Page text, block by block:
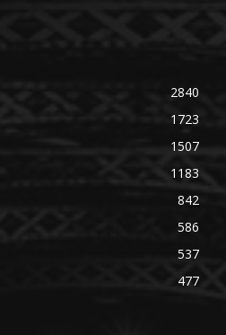
2840
1723
1507
1183
842
586
537
477